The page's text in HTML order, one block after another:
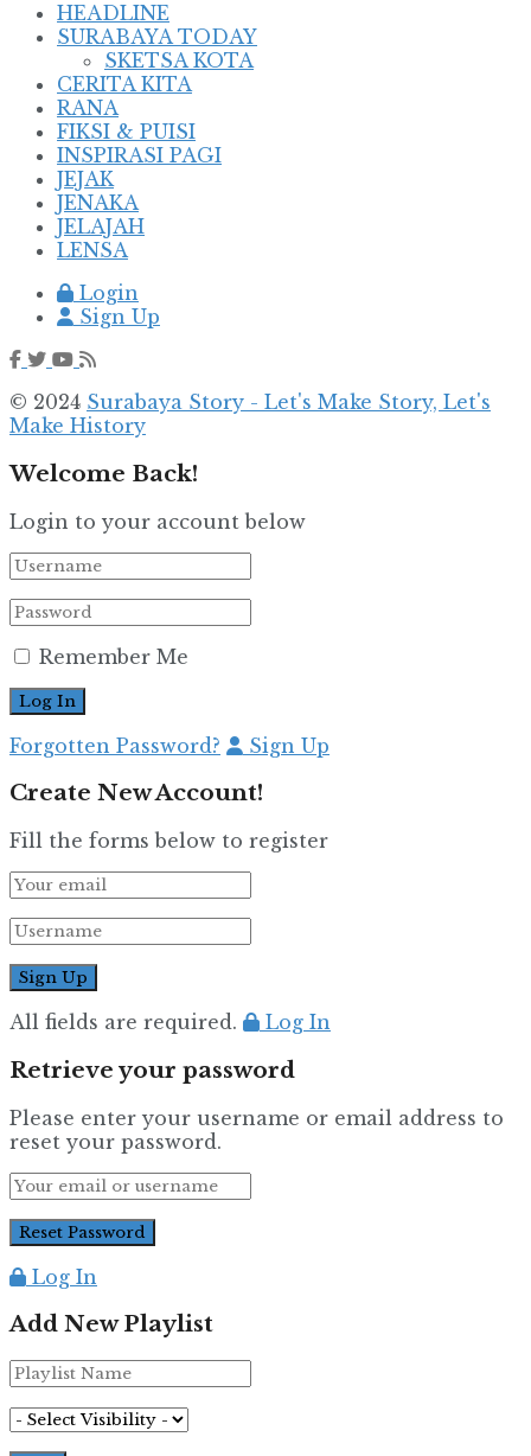
HEADLINE
SURABAYA TODAY
SKETSA KOTA
CERITA KITA
RANA
FIKSI & PUISI
INSPIRASI PAGI
JEJAK
JENAKA
JELAJAH
LENSA
Login
Sign Up
© 2024 Surabaya Story - Let's Make Story, Let's
Make History
Welcome Back!
Login to your account below
Remember Me
Forgotten Password? Sign Up
Create New Account!
Fill the forms below to register
All fields are required. Log In
Retrieve your password
Please enter your username or email address to
reset your password.
Log In
Add New Playlist